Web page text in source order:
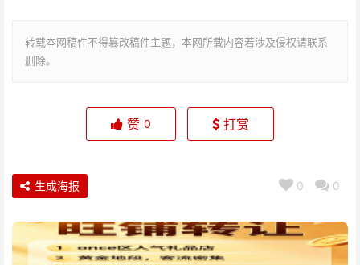
转载本网稿件不得篡改稿件主题，本网所载内容若涉及侵权请联系
删除。
赞 0 打赏
0 0
生成海报